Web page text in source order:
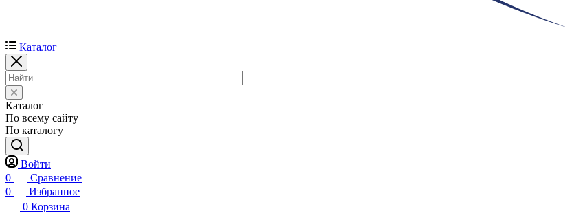
Каталог
Каталог
По всему сайту
По каталогу
Войти
0
Сравнение
0
Избранное
0 Корзина